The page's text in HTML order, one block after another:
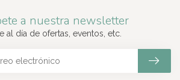
a nuestra newsletter
al día de ofertas, eventos, etc.